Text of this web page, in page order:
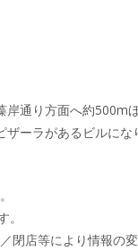
通り方面へ約500m
ーラがあるビルにな
閉店等により情報の